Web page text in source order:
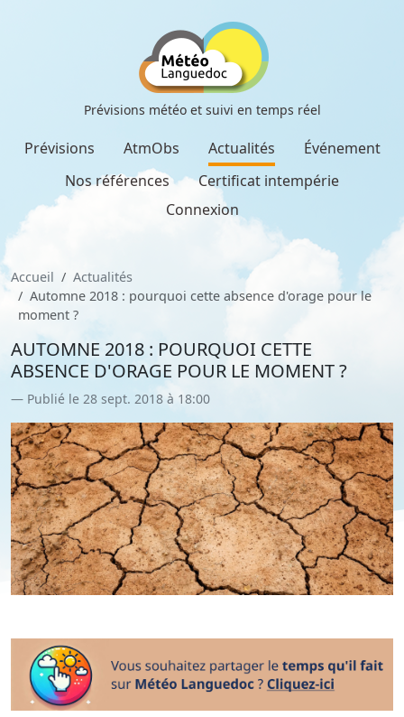
Prévisions météo et suivi en temps réel
Prévisions AtmObs Actualités
Événement
Nos références
Certificat intempérie
Connexion
Accueil
Actualités
Automne 2018 : pourquoi cette absence d'orage pour le
moment ?
AUTOMNE 2018 : POURQUOI CETTE
ABSENCE D'ORAGE POUR LE MOMENT ?
Publié le 28 sept. 2018 à 18:00